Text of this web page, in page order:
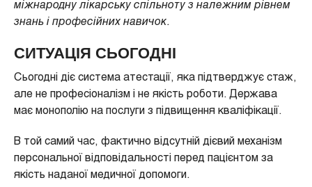
міжнародну лікарську спільноту з належним рівнем
знань і професійних навичок.
СИТУАЦІЯ СЬОГОДНІ
Сьогодні діє система атестації, яка підтверджує стаж,
але не професіоналізм і не якість роботи. Держава
має монополію на послуги з підвищення кваліфікації.
В той самий час, фактично відсутній дієвий механізм
персональної відповідальності перед пацієнтом за
якість наданої медичної допомоги.